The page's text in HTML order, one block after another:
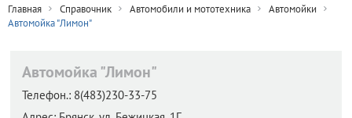
Главная Справочник Автомобили и мототехника
Автомойки
Автомойка "Лимон"
Автомойка "Лимон"
Телефон.: 8(483)230-33-75